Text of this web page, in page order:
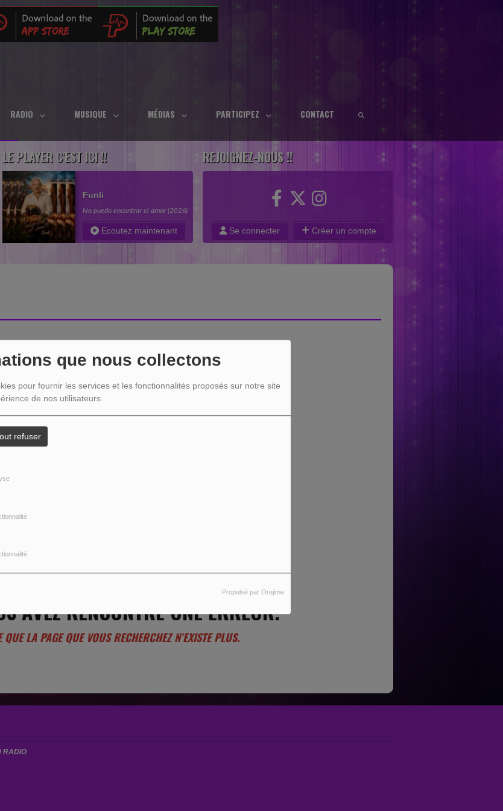
que nous collectons
pour fournir les services et les fonctionnalités proposés sur notre site
de nos utilisateurs.
refuser
Propulsé par Orejime
RADIO MUSIQUE MÉDIAS PARTICIPEZ CONTACT
LE PLAYER C'EST ICI !!
Funli
No puedo encontrar el amor (2026)
Ecoutez maintenant
REJOIGNEZ-NOUS !!
Se connecter Créer un compte
404
AVEZ RENCONTRÉ UNE ERREUR.
LA PAGE QUE VOUS RECHERCHEZ N’EXISTE PLUS.
RADIO